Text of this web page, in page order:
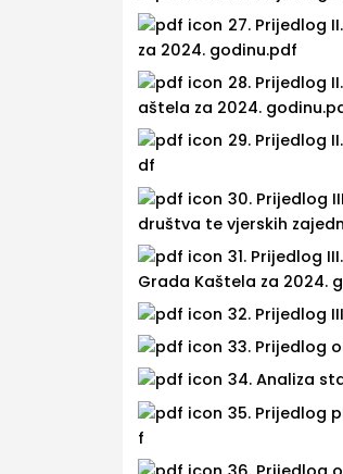
27. Prijedlog
za 2024. godinu.pdf
28. Prijedlog
aštela za 2024.
29. Prijedlog
df
30. Prijedlog
društva te vjerskih
31. Prijedlog
Grada Kaštela za 2024.
32. Prijedlog
33. Prijedlog
34. Analiza
35. Prijedlog
f